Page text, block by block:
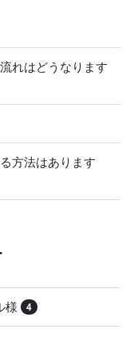
れはどうなります
方法はあります
様 4